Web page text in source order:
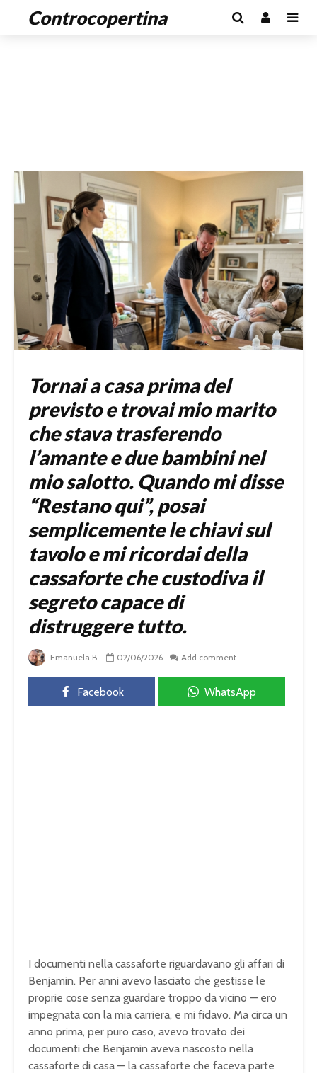
Controcopertina
Tornai a casa prima del
previsto e trovai mio marito
che stava trasferendo
l’amante e due bambini nel
mio salotto. Quando mi disse
“Restano qui”, posai
semplicemente le chiavi sul
tavolo e mi ricordai della
cassaforte che custodiva il
segreto capace di
distruggere tutto.
Emanuela B. 02/06/2026 Add comment
Facebook WhatsApp
I documenti nella cassaforte riguardavano gli affari di
Benjamin. Per anni avevo lasciato che gestisse le
proprie cose senza guardare troppo da vicino — ero
impegnata con la mia carriera, e mi fidavo. Ma circa un
anno prima, per puro caso, avevo trovato dei
documenti che Benjamin aveva nascosto nella
cassaforte di casa — la cassaforte che faceva parte